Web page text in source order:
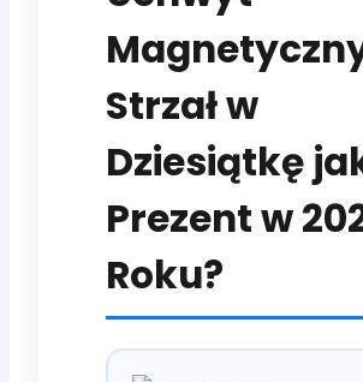
Strzał w
Dziesiątkę
Prezent w
Roku?